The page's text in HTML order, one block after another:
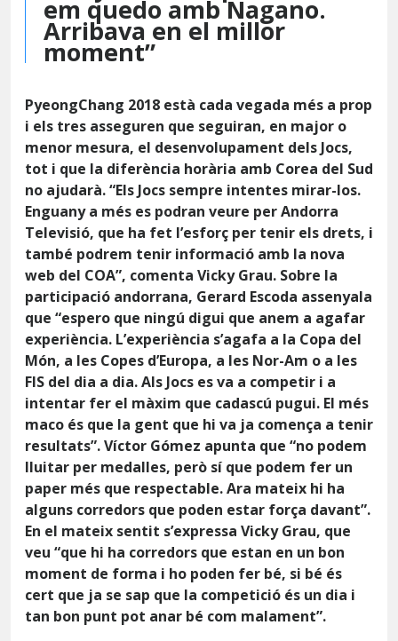
em quedo amb Nagano.
Arribava en el millor
moment”
PyeongChang 2018 està cada vegada més a prop
i els tres asseguren que seguiran, en major o
menor mesura, el desenvolupament dels Jocs,
tot i que la diferència horària amb Corea del Sud
no ajudarà. “Els Jocs sempre intentes mirar-los.
Enguany a més es podran veure per Andorra
Televisió, que ha fet l’esforç per tenir els drets, i
també podrem tenir informació amb la nova
web del COA”, comenta Vicky Grau. Sobre la
participació andorrana, Gerard Escoda assenyala
que “espero que ningú digui que anem a agafar
experiència. L’experiència s’agafa a la Copa del
Món, a les Copes d’Europa, a les Nor-Am o a les
FIS del dia a dia. Als Jocs es va a competir i a
intentar fer el màxim que cadascú pugui. El més
maco és que la gent que hi va ja comença a tenir
resultats”. Víctor Gómez apunta que “no podem
lluitar per medalles, però sí que podem fer un
paper més que respectable. Ara mateix hi ha
alguns corredors que poden estar força davant”.
En el mateix sentit s’expressa Vicky Grau, que
veu “que hi ha corredors que estan en un bon
moment de forma i ho poden fer bé, si bé és
cert que ja se sap que la competició és un dia i
tan bon punt pot anar bé com malament”.